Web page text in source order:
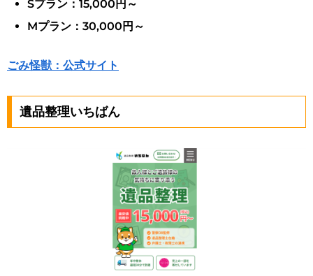
Sプラン：15,000円～
Mプラン：30,000円～
ごみ怪獣：公式サイト
遺品整理いちばん